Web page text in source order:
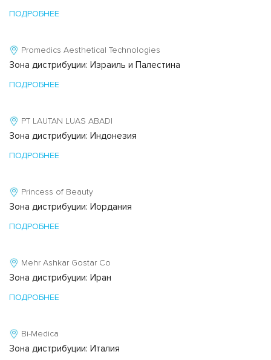
ПОДРОБНЕЕ
Promedics Aesthetical Technologies
Зона дистрибуции: Израиль и Палестина
ПОДРОБНЕЕ
PT LAUTAN LUAS ABADI
Зона дистрибуции: Индонезия
ПОДРОБНЕЕ
Princess of Beauty
Зона дистрибуции: Иордания
ПОДРОБНЕЕ
Mehr Ashkar Gostar Co
Зона дистрибуции: Иран
ПОДРОБНЕЕ
Bi-Medica
Зона дистрибуции: Италия